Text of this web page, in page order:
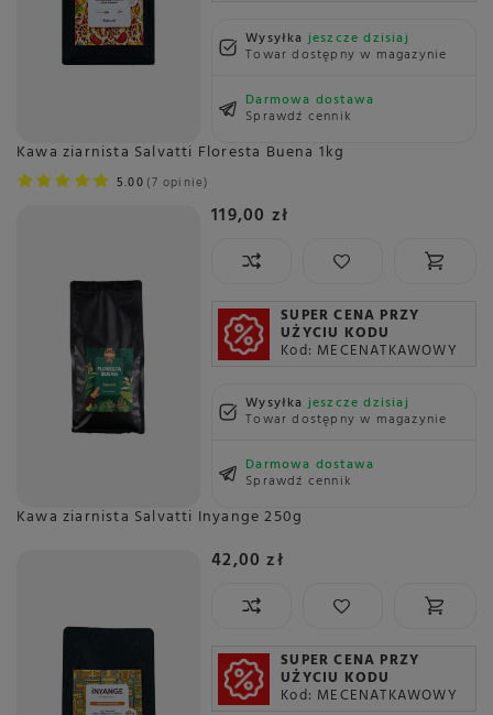
Wysyłkajeszcze dzisiaj
Towar dostępny w magazynie
Darmowa dostawa
Sprawdź cennik
Kawa ziarnista Salvatti Floresta Buena 1kg
5.00 7 opinie
119,00 zł
SUPER CENA PRZY
UŻYCIU KODU
Kod: MECENATKAWOWY
Wysyłkajeszcze dzisiaj
Towar dostępny w magazynie
Darmowa dostawa
Sprawdź cennik
Kawa ziarnista Salvatti Inyange 250g
42,00 zł
SUPER CENA PRZY
UŻYCIU KODU
Kod: MECENATKAWOWY